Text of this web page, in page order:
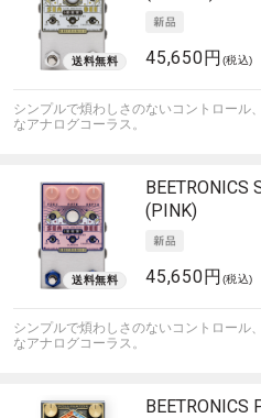
45,650円 (税込)
シンプルで煩わしさのないコントロール
なアナログコーラス。
BEETRONICS
(PINK)
45,650円 (税込)
シンプルで煩わしさのないコントロール
なアナログコーラス。
BEETRONICS